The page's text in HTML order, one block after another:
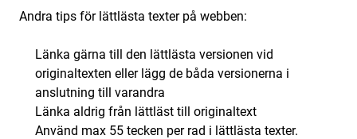
Andra tips för lättlästa texter på webben:
Länka gärna till den lättlästa versionen vid
originaltexten eller lägg de båda versionerna i
anslutning till varandra
Länka aldrig från lättläst till originaltext
Använd max 55 tecken per rad i lättlästa texter.